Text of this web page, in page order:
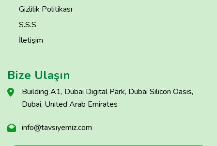
Gizlilik Politikası
S.S.S
İletişim
Bize Ulaşın
Building A1, Dubai Digital Park, Dubai Silicon Oasis,
Dubai, United Arab Emirates
info@tavsiyemiz.com